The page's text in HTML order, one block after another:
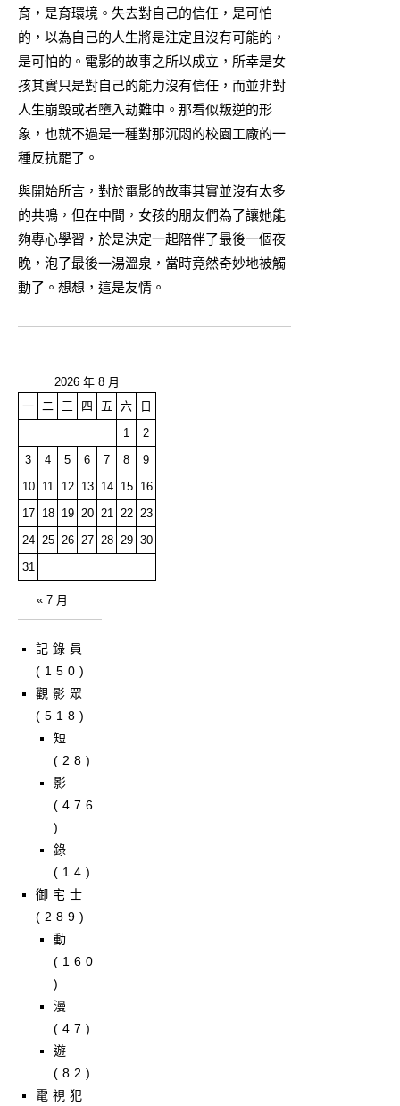
育，是育環境。失去對自己的信任，是可怕
的，以為自己的人生將是注定且沒有可能的，
是可怕的。電影的故事之所以成立，所幸是女
孩其實只是對自己的能力沒有信任，而並非對
人生崩毀或者墮入劫難中。那看似叛逆的形
象，也就不過是一種對那沉悶的校園工廠的一
種反抗罷了。
與開始所言，對於電影的故事其實並沒有太多
的共鳴，但在中間，女孩的朋友們為了讓她能
夠專心學習，於是決定一起陪伴了最後一個夜
晚，泡了最後一湯溫泉，當時竟然奇妙地被觸
動了。想想，這是友情。
2026 年 8 月
一
二 三 四 五 六
日
1
2
3
4 5 6 7 8
9
10
11 12 13 14 15
16
17
18 19 20 21 22
23
24
25 26 27 28 29 30
31
« 7 月
記錄員
(150)
觀影眾
(518)
短
(28)
影
(476
)
錄
(14)
御宅士
(289)
動
(160
)
漫
(47)
遊
(82)
電視犯